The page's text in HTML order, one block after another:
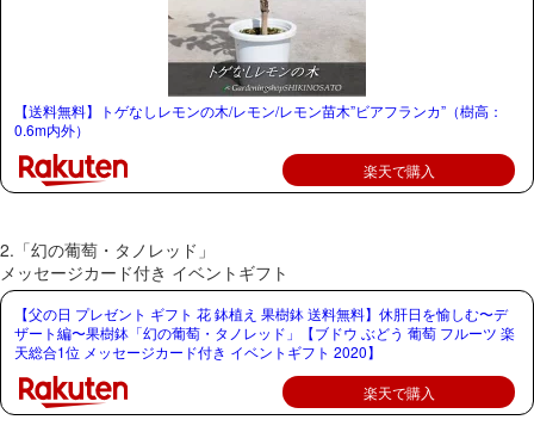
【送料無料】トゲなしレモンの木/レモン/レモン苗木”ビアフランカ”（樹高：
0.6m内外）
楽天で購入
2.「幻の葡萄・タノレッド」
メッセージカード付き イベントギフト
【父の日 プレゼント ギフト 花 鉢植え 果樹鉢 送料無料】休肝日を愉しむ〜デ
ザート編〜果樹鉢「幻の葡萄・タノレッド」【ブドウ ぶどう 葡萄 フルーツ 楽
天総合1位 メッセージカード付き イベントギフト 2020】
楽天で購入